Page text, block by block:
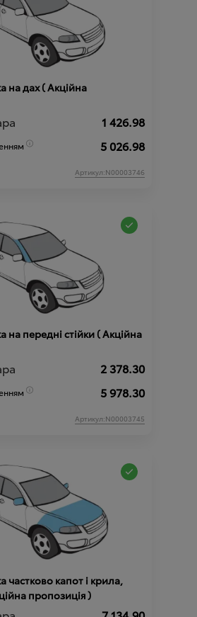
1 426.98
5 026.98
Артикул:N00003746
на передні стійки ( Акційна
2 378.30
5 978.30
Артикул:N00003745
капот і крила,
пропозиція )